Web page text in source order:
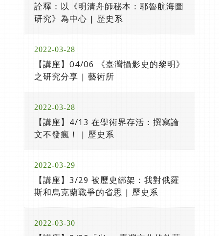
詮釋：以《明清舟師秘本：耶魯航海圖
研究》為中心 | 歷史系
2022-03-28
【講座】04/06 《臺灣攝影史的黎明》
之研究分享 | 藝術所
2022-03-28
【講座】4/13 在學術界存活：撰寫論
文不發瘋！ | 歷史系
2022-03-29
【講座】3/29 被歷史綁架：我對俄羅
斯和烏克蘭戰爭的省思 | 歷史系
2022-03-30